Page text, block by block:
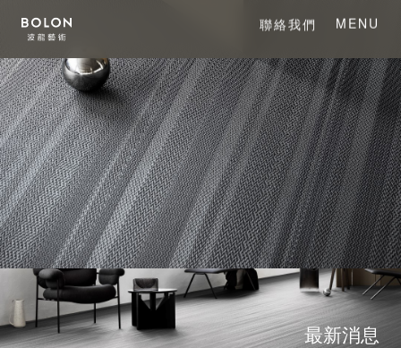
聯絡我們 MENU
關於 BOLON
關於波龍藝術
系列產品
最新消息